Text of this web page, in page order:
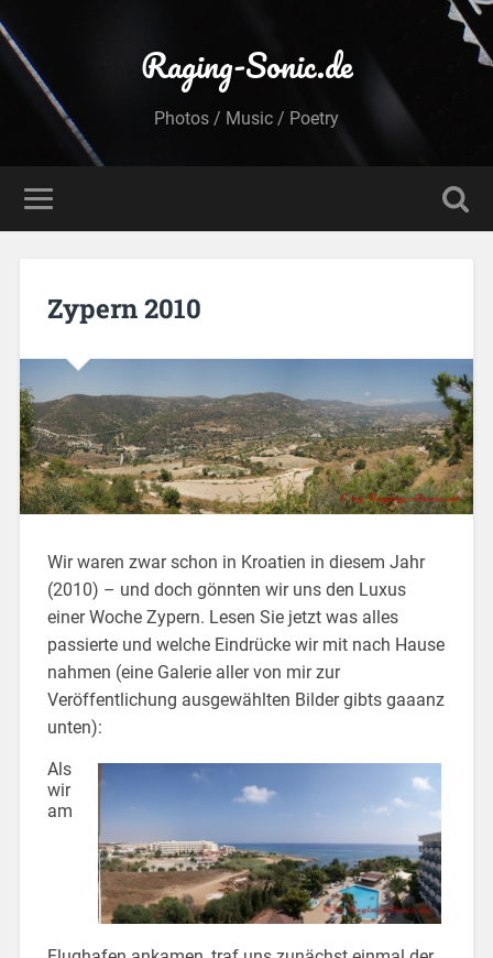
Raging-Sonic.de
Photos / Music / Poetry
Zypern 2010
Wir waren zwar schon in Kroatien in diesem Jahr
(2010) – und doch gönnten wir uns den Luxus
einer Woche Zypern. Lesen Sie jetzt was alles
passierte und welche Eindrücke wir mit nach Hause
nahmen (eine Galerie aller von mir zur
Veröffentlichung ausgewählten Bilder gibts gaaanz
unten):
Als
wir
am